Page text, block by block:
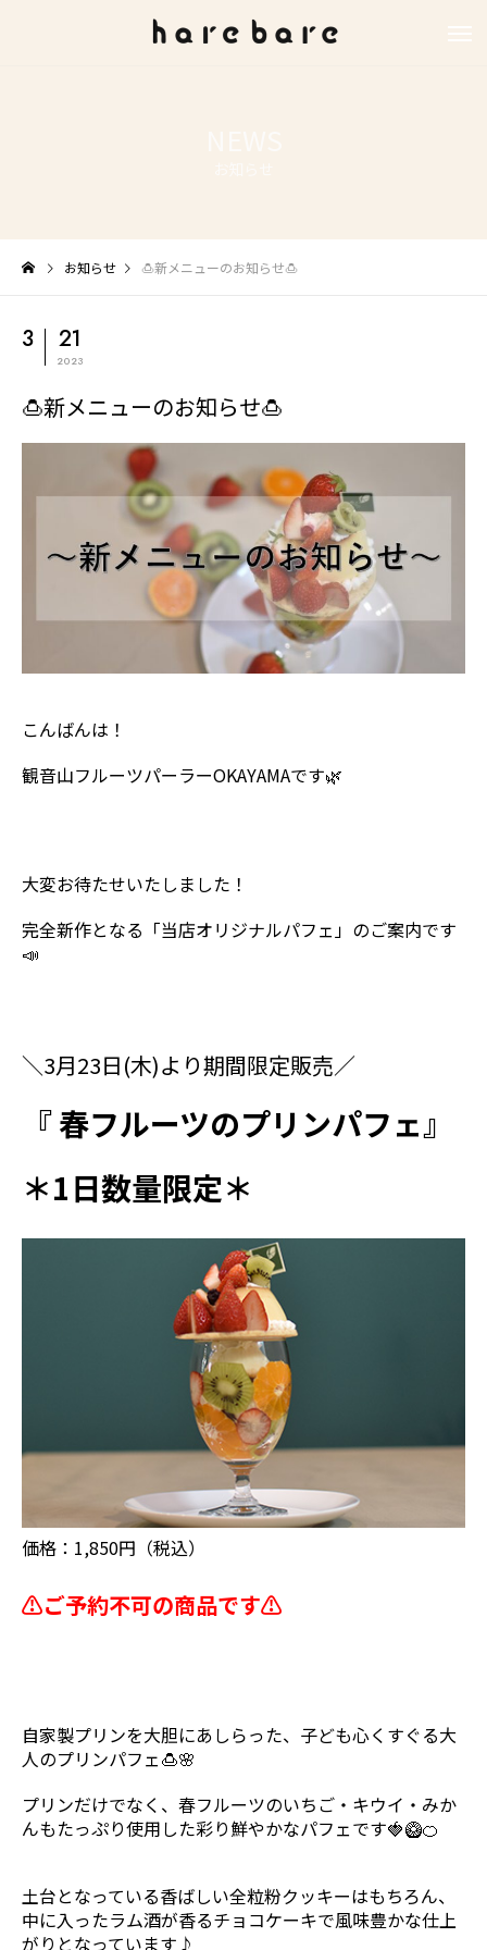
お知らせ 🍮新メニューのお知らせ🍮
3 21
2023
🍮新メニューのお知らせ🍮
こんばんは！
観音山フルーツパーラーOKAYAMAです🌿
大変お待たせいたしました！
完全新作となる「当店オリジナルパフェ」のご案内です
📣
＼3月23日(木)より期間限定販売／
『 春フルーツのプリンパフェ』
＊1日数量限定＊
価格：1,850円（税込）
⚠️ご予約不可の商品です⚠️
自家製プリンを大胆にあしらった、子ども心くすぐる大
人のプリンパフェ🍮🌸
プリンだけでなく、春フルーツのいちご・キウイ・みか
んもたっぷり使用した彩り鮮やかなパフェです🍓🥝🍊
土台となっている香ばしい全粒粉クッキーはもちろん、
中に入ったラム酒が香るチョコケーキで風味豊かな仕上
がりとなっています♪